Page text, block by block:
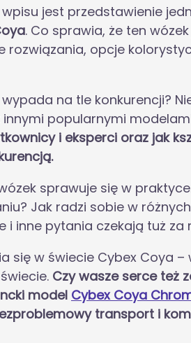
jest przedstawienie
. Co sprawia, że ten
rozwiązania, opcje
na tle konkurencji?
popularnymi
i eksperci oraz jak
sprawuje się w
Jak radzi sobie w
inne pytania czekają tuż za
się w świecie Cybex Coya –
Czy wasze serce też
model Cybex Coya
transport i